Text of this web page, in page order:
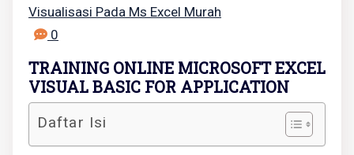
Visualisasi Pada Ms Excel Murah
0
TRAINING ONLINE MICROSOFT EXCEL
VISUAL BASIC FOR APPLICATION
Daftar Isi